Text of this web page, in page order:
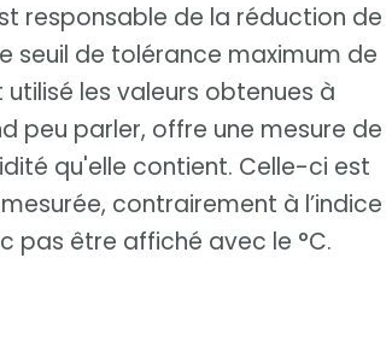
responsable de la réduction de
seuil de tolérance maximum de
les valeurs obtenues à
peu parler, offre une mesure de
qu'elle contient. Celle-ci est
contrairement à l’indice
pas être affiché avec le °C.